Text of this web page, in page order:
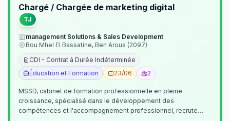
Chargé / Chargée de marketing digital
TJ
management Solutions & Sales Development
Bou Mhel El Bassatine, Ben Arous (2097)
CDI - Contrat à Durée Indéterminée
Éducation et Formation
23/06 2
MSSD, cabinet de formation professionnelle en pleine
croissance, spécialisé dans le développement des
compétences et l'accompagnement professionnel, recrute